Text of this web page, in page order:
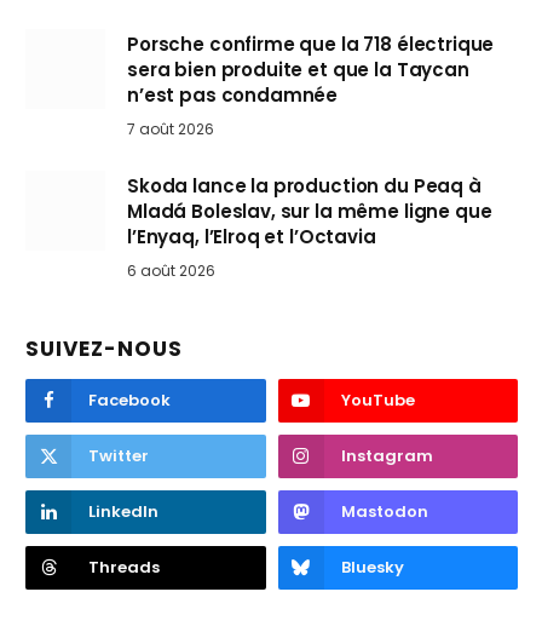
Porsche confirme que la 718 électrique
sera bien produite et que la Taycan
n’est pas condamnée
7 août 2026
Skoda lance la production du Peaq à
Mladá Boleslav, sur la même ligne que
l’Enyaq, l’Elroq et l’Octavia
6 août 2026
SUIVEZ-NOUS
Facebook YouTube
Twitter Instagram
LinkedIn Mastodon
Threads Bluesky